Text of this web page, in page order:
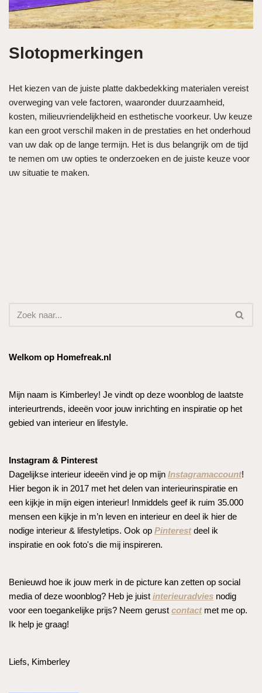
Slotopmerkingen
Het kiezen van de juiste platte dakbedekking materialen vereist
overweging van vele factoren, waaronder duurzaamheid,
kosten, milieuvriendelijkheid en esthetische voorkeur. Uw keuze
kan een groot verschil maken in de prestaties en het onderhoud
van uw dak op de lange termijn. Het is dus belangrijk om de tijd
te nemen om uw opties te onderzoeken en de juiste keuze voor
uw situatie te maken.
Welkom op Homefreak.nl
Mijn naam is Kimberley! Je vindt op deze woonblog de laatste
interieurtrends, ideeën voor jouw inrichting en inspiratie op het
gebied van interieur en lifestyle.
Instagram & Pinterest
Dagelijkse interieur ideeën vind je op mijn Instagramaccount!
Hier begon ik in 2017 met het delen van interieurinspiratie en
een kijkje in mijn eigen interieur! Inmiddels geef ik ruim 35.000
mensen een kijkje in m’n leven en interieur en deel ik hier de
nodige interieur & lifestyletips. Ook op Pinterestdeel ik
inspiratie en ook foto's die mij inspireren.
Benieuwd hoe ik jouw merk in de picture kan zetten op social
media of deze woonblog? Heb je juist interieuradvies nodig
voor een toegankelijke prijs? Neem gerust contactmet me op.
Ik help je graag!
Liefs, Kimberley